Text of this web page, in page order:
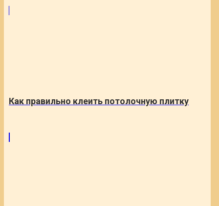
Как правильно клеить потолочную плитку